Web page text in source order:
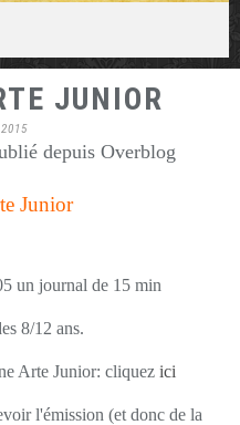
JUNIOR
depuis Overblog
Junior
un journal de 15 min
8/12 ans.
Arte Junior: cliquez ici
l'émission (et donc de la